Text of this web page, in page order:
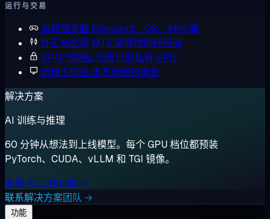
运行与交易
游戏服务器 Minecraft、CS、ARK 等
外汇与交易 MT5 紧邻你的经纪商
VPN 与隐私 你自己的私有 VPN
远程工作站 永不休眠的桌面
解决方案
AI 训练与推理
60 分钟从想法到上线模型。每个 GPU 档位都预装
PyTorch、CUDA、vLLM 和 TGI 镜像。
查看 AI 工作负载 →
联系解决方案团队 →